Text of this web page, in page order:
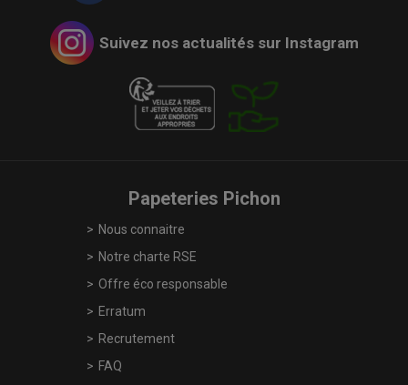
Suivez nos actualités sur Instagram
Papeteries Pichon
Nous connaitre
Notre charte RSE
Offre éco responsable
Erratum
Recrutement
FAQ